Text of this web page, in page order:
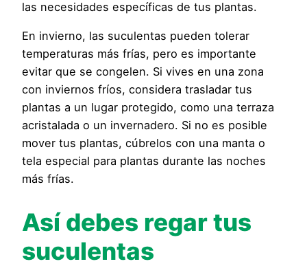
las necesidades específicas de tus plantas.
En invierno, las suculentas pueden tolerar
temperaturas más frías, pero es importante
evitar que se congelen. Si vives en una zona
con inviernos fríos, considera trasladar tus
plantas a un lugar protegido, como una terraza
acristalada o un invernadero. Si no es posible
mover tus plantas, cúbrelos con una manta o
tela especial para plantas durante las noches
más frías.
Así debes regar tus
suculentas